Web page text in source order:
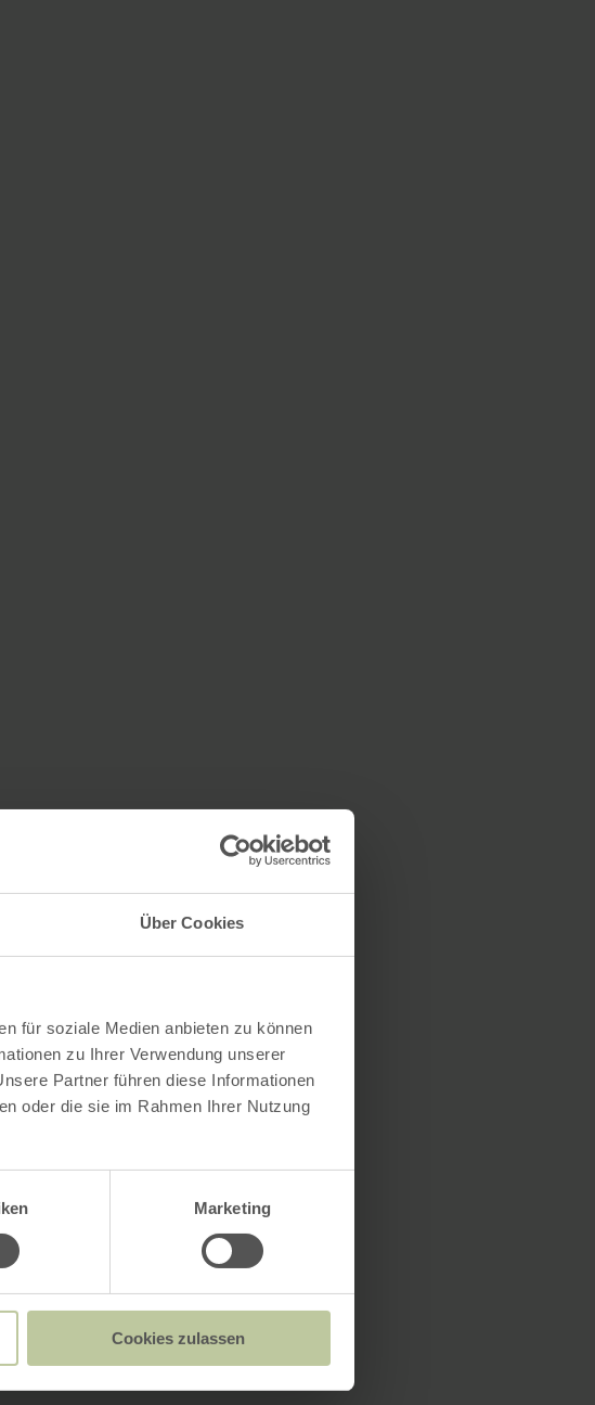
Über Cookies
für soziale Medien anbieten zu können
zu Ihrer Verwendung unserer
Partner führen diese Informationen
oder die sie im Rahmen Ihrer Nutzung
Marketing
Cookies zulassen